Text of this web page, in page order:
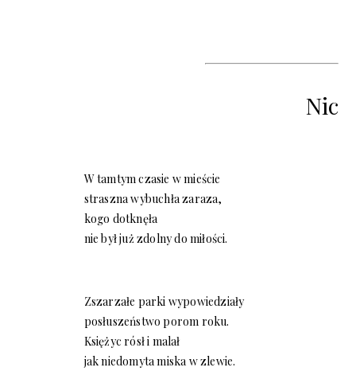
Nic
W tamtym czasie w mieście
straszna wybuchła zaraza,
kogo dotknęła
nie był już zdolny do miłości.
Zszarzałe parki wypowiedziały
posłuszeństwo porom roku.
Księżyc rósł i malał
jak niedomyta miska w zlewie.